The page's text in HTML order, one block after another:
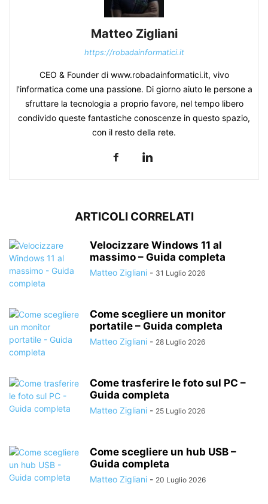
Matteo Zigliani
https://robadainformatici.it
CEO & Founder di www.robadainformatici.it, vivo
l'informatica come una passione. Di giorno aiuto le persone a
sfruttare la tecnologia a proprio favore, nel tempo libero
condivido queste fantastiche conoscenze in questo spazio,
con il resto della rete.
ARTICOLI CORRELATI
Velocizzare Windows 11 al
massimo – Guida completa
Matteo Zigliani - 31 Luglio 2026
Come scegliere un monitor
portatile – Guida completa
Matteo Zigliani - 28 Luglio 2026
Come trasferire le foto sul PC –
Guida completa
Matteo Zigliani - 25 Luglio 2026
Come scegliere un hub USB –
Guida completa
Matteo Zigliani - 20 Luglio 2026